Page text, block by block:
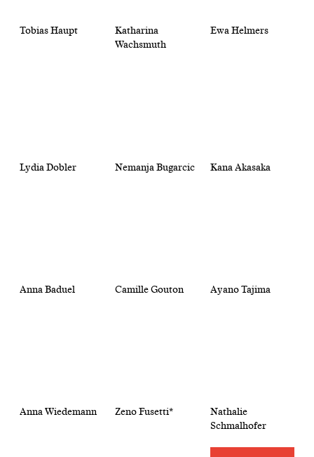
Tobias Haupt
Katharina
Wachsmuth
Ewa Helmers
Lydia Dobler Nemanja Bugarcic Kana Akasaka
Anna Baduel Camille Gouton Ayano Tajima
Anna Wiedemann Zeno Fusetti*
Nathalie
Schmalhofer